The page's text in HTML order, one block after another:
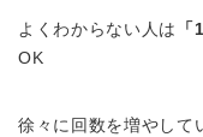
よくわからない人は
OK
徐々に回数を増やして